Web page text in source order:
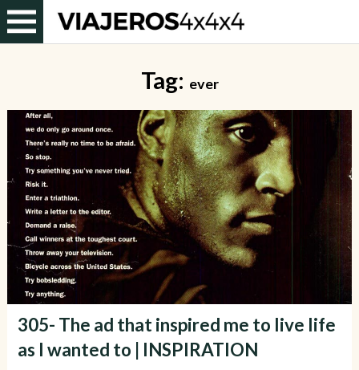
Tag: ever
305- The ad that inspired me to live life
as I wanted to | INSPIRATION